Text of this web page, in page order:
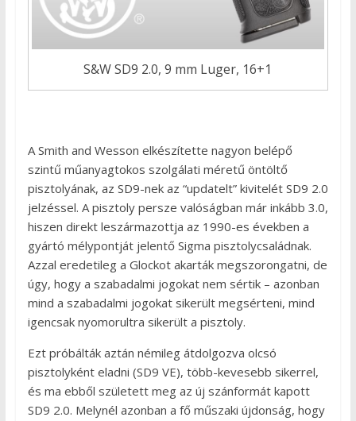
S&W SD9 2.0, 9 mm Luger, 16+1
A Smith and Wesson elkészítette nagyon belépő
szintű műanyagtokos szolgálati méretű öntöltő
pisztolyának, az SD9-nek az “updatelt” kivitelét SD9 2.0
jelzéssel. A pisztoly persze valóságban már inkább 3.0,
hiszen direkt leszármazottja az 1990-es években a
gyártó mélypontját jelentő Sigma pisztolycsaládnak.
Azzal eredetileg a Glockot akarták megszorongatni, de
úgy, hogy a szabadalmi jogokat nem sértik – azonban
mind a szabadalmi jogokat sikerült megsérteni, mind
igencsak nyomorultra sikerült a pisztoly.
Ezt próbálták aztán némileg átdolgozva olcsó
pisztolyként eladni (SD9 VE), több-kevesebb sikerrel,
és ma ebből született meg az új szánformát kapott
SD9 2.0. Melynél azonban a fő műszaki újdonság, hogy